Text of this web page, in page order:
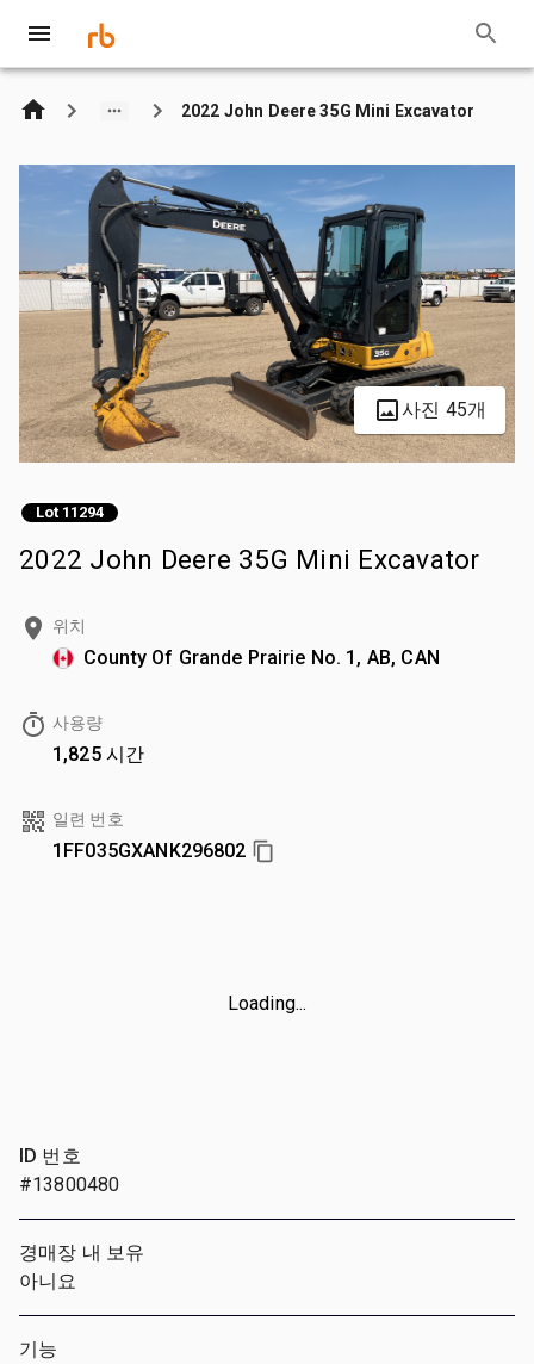
2022 John Deere 35G Mini Excavator
사진 45개
Lot 11294
2022 John Deere 35G Mini Excavator
위치
County Of Grande Prairie No. 1, AB, CAN
사용량
1,825 시간
일련 번호
1FF035GXANK296802
Loading...
ID 번호
#13800480
경매장 내 보유
아니요
기능